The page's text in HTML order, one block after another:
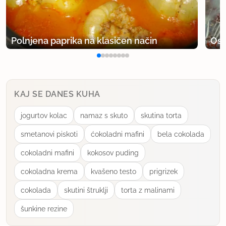
Z mlekom, samo ne bodo tako prhke.
uporabno
član od 2007 3074 sporočil
5.6.2009 ob 19:11
Odlične palačinke!
uporabno
gringa
član od 2007 288 sporočil
14.9.2009 ob 23:28
Polnjena paprika na klasičen način
KAJ SE DANES KUHA
jogurtov kolac namaz s skuto skutina torta
smetanovi piskoti ćokoladni mafini bela cokolada
cokoladni mafini kokosov puding
cokoladna krema kvašeno testo prigrizek
cokolada skutini štruklji torta z malinami
šunkine rezine